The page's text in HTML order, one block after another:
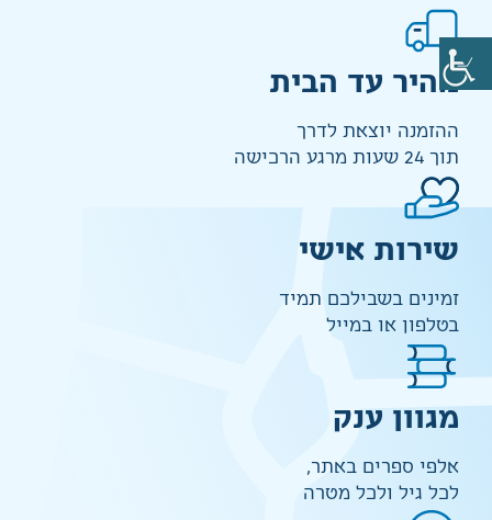
מהיר עד הבית
ההזמנה יוצאת לדרך
תוך 24 שעות מרגע הרכישה
שירות אישי
זמינים בשבילכם תמיד
בטלפון או במייל
מגוון ענק
אלפי ספרים באתר,
לכל גיל ולכל מטרה